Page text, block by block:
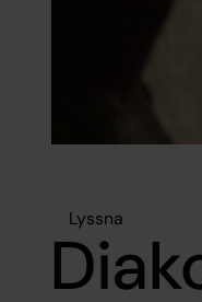
Lyssna